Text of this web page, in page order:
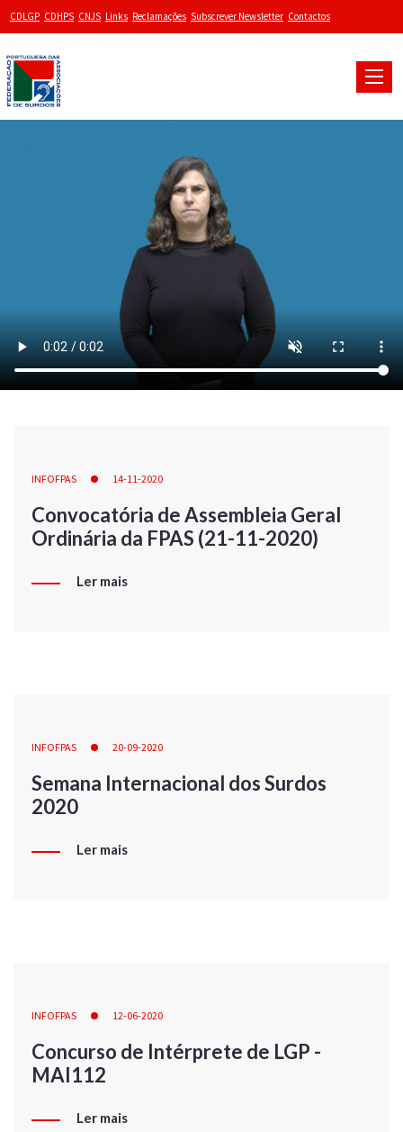
CDLGP CDHPS CNJS Links Reclamações Subscrever Newsletter Contactos
Toggle
INFOFPAS 14-11-2020
Convocatória de Assembleia Geral
Ordinária da FPAS (21-11-2020)
Ler mais
INFOFPAS 20-09-2020
Semana Internacional dos Surdos
2020
Ler mais
INFOFPAS 12-06-2020
Concurso de Intérprete de LGP -
MAI112
Ler mais